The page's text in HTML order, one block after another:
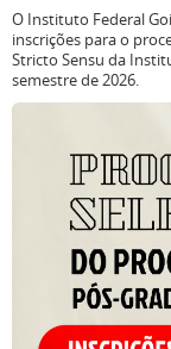
O Instituto Federal
inscrições para o
Stricto Sensu da
semestre de 2026.